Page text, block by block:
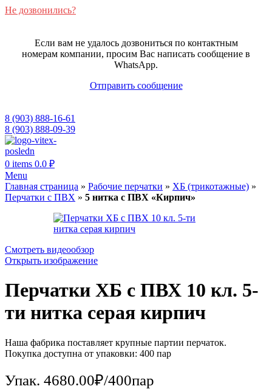
Не дозвонились?
Если вам не удалось дозвониться по контактным
номерам компании, просим Вас написать сообщение в
WhatsApp.
Отправить сообщение
8 (903) 888-16-61
8 (903) 888-09-39
0 items 0.0 ₽
Menu
Главная страница » Рабочие перчатки » ХБ (трикотажные) »
Перчатки с ПВХ » 5 нитка с ПВХ «Кирпич»
Смотреть видеообзор
Открыть изображение
Перчатки ХБ с ПВХ 10 кл. 5-
ти нитка серая кирпич
Наша фабрика поставляет крупные партии перчаток.
Покупка доступна от упаковки: 400 пар
Упак. 4680.00₽/400пар